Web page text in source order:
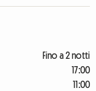
Fino a 2 notti
17:00
11:00